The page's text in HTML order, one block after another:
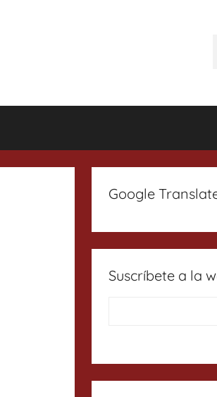
Google
Suscríbete a la